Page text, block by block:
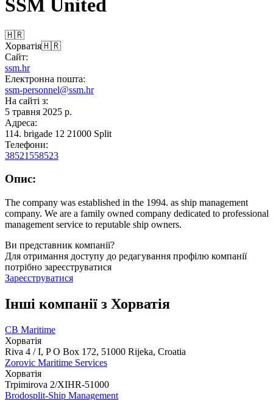
SSM United
🇭🇷
Хорватія🇭🇷
Сайт:
ssm.hr
Електронна пошта:
ssm-personnel@ssm.hr
На сайті з:
5 травня 2025 р.
Адреса:
114. brigade 12 21000 Split
Телефони:
38521558523
Опис:
The company was established in the 1994. as ship management
company. We are a family owned company dedicated to professional
management service to reputable ship owners.
Ви представник компанії?
Для отримання доступу до редагування профілю компанії
потрібно зареєструватися
Зареєструватися
Інші компанії з Хорватія
CB Maritime
Хорватія
Riva 4 / I, P O Box 172, 51000 Rijeka, Croatia
Zorovic Maritime Services
Хорватія
Trpimirova 2/XIHR-51000
Brodosplit-Ship Management